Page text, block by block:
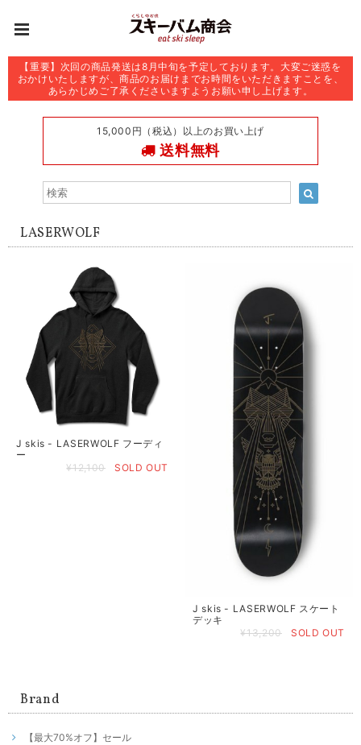
【重要】次回の商品発送は8月中旬を予定しております。大変ご迷惑を
おかけいたしますが、商品のお届けまでお時間をいただきますことを、
あらかじめご了承くださいますようお願い申し上げます。
15,000円（税込）以上のお買い上げ
送料無料
LASERWOLF
J skis - LASERWOLF フーディ
ー
¥12,100
SOLD OUT
J skis - LASERWOLF スケート
デッキ
¥13,200
SOLD OUT
Brand
【最大70%オフ】セール